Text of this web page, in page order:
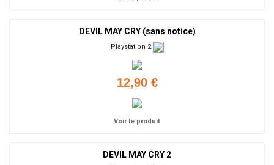
DEVIL MAY CRY (sans notice)
Playstation 2
12,90 €
Voir le produit
DEVIL MAY CRY 2